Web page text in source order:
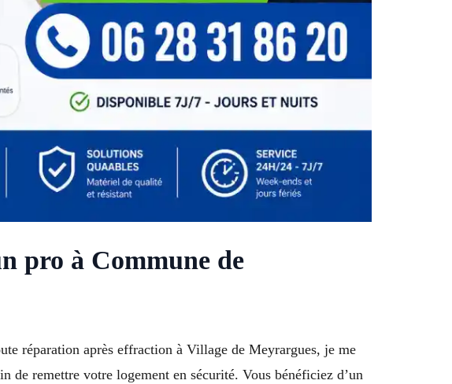
pro à Commune de
réparation après effraction à Village de Meyrargues, je me
de remettre votre logement en sécurité. Vous bénéficiez d’un